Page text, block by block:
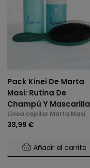
Pack Kinei De Marta
Masi: Rutina De
Champú Y Mascarilla
Japonesa Y Cepillo De
Regalo
Línea capilar Marta Masi
38,99 €
Añadir al carrito